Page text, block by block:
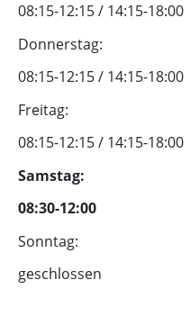
08:15-12:15 / 14:15-18:00
Donnerstag:
08:15-12:15 / 14:15-18:00
Freitag:
08:15-12:15 / 14:15-18:00
Samstag:
08:30-12:00
Sonntag:
geschlossen